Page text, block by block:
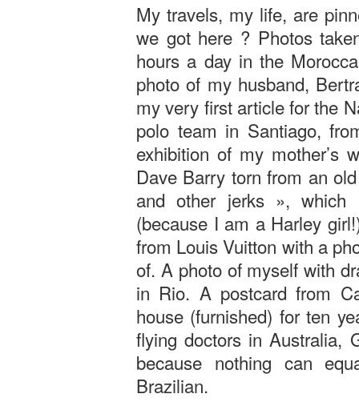
My travels, my life, are
we got here ? Photos
hours a day in the
photo of my husband,
my very first article for the
polo team in Santiago,
exhibition of my
Dave Barry torn from an
and other jerks », which
(because I am a Harley
from Louis Vuitton with a
of. A photo of myself with
in Rio. A postcard from
house (furnished) for ten
flying doctors in Australia,
because nothing can
Brazilian.